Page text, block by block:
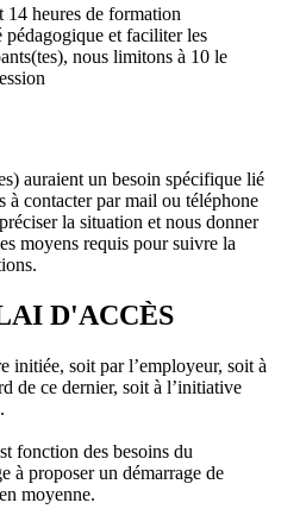
14 heures de formation
et faciliter les
nous limitons à 10 le
auraient un besoin spécifique lié
à contacter par mail ou téléphone
la situation et nous donner
moyens requis pour suivre la
D'ACCÈS
initiée, soit par l’employeur, soit à
de ce dernier, soit à l’initiative
fonction des besoins du
à proposer un démarrage de
moyenne.